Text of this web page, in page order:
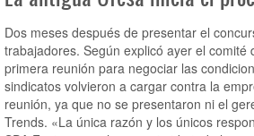
Dos meses después de presentar el
trabajadores. Según explicó ayer el
primera reunión para negociar las
sindicatos volvieron a cargar contra la
reunión, ya que no se presentaron ni el
Trends. «La única razón y los únicos